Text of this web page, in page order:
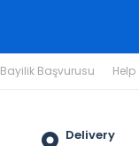
Bayilik Başvurusu Help
Delivery